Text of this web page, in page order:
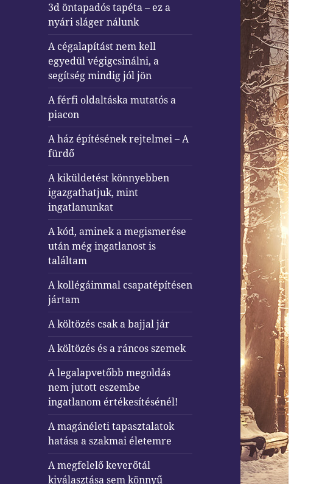
3d öntapadós tapéta – ez a
nyári sláger nálunk
A cégalapítást nem kell
egyedül végigcsinálni, a
segítség mindig jól jön
A férfi oldaltáska mutatós a
piacon
A ház építésének rejtelmei – A
fürdő
A kiküldetést könnyebben
igazgathatjuk, mint
ingatlanunkat
A kód, aminek a megismerése
után még ingatlanost is
találtam
A kollégáimmal csapatépítésen
jártam
A költözés csak a bajjal jár
A költözés és a ráncos szemek
A legalapvetőbb megoldás
nem jutott eszembe
ingatlanom értékesítésénél!
A magánéleti tapasztalatok
hatása a szakmai életemre
A megfelelő keverőtál
kiválasztása sem könnyű